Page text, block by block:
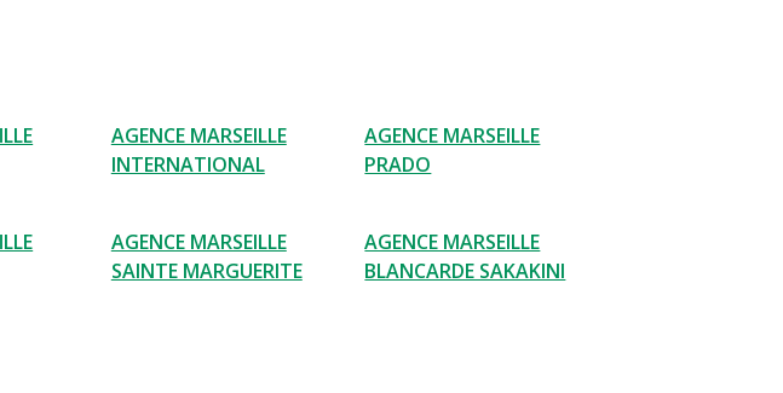
AGENCE MARSEILLE
INTERNATIONAL
AGENCE MARSEILLE
PRADO
AGENCE MARSEILLE
SAINTE MARGUERITE
AGENCE MARSEILLE
BLANCARDE SAKAKINI